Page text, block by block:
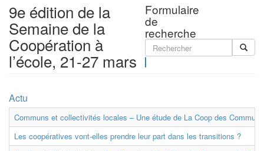
Formulaire
de
recherche
9e édition de la
Semaine de la
Coopération à
l’école, 21-27 mars
Actu
Communs et collectivités locales – Une étude de La Coop des
Les coopératives vont-elles prendre leur part dans les transitions ?